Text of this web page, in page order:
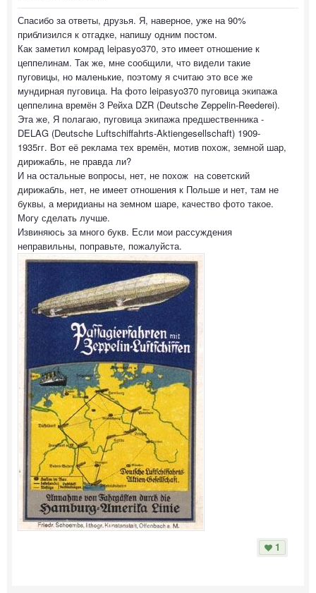
Спасибо за ответы, друзья. Я, наверное, уже на 90%
приблизился к отгадке, напишу одним постом.
Как заметил комрад leipasyo370, это имеет отношение к
цеппелинам. Так же, мне сообщили, что видели такие
пуговицы, но маленькие, поэтому я считаю это все же
мундирная пуговица. На фото leipasyo370 пуговица экипажа
цеппелина времён 3 Рейха DZR (Deutsche Zeppelin-Reederei).
Эта же, Я полагаю, пуговица экипажа предшественника -
DELAG (Deutsche Luftschiffahrts-Aktiengesellschaft) 1909-
1935гг. Вот её реклама тех времён, мотив похож, земной шар,
дирижабль, не правда ли?
И на остальные вопросы, нет, не похож на советский
дирижабль, нет, не имеет отношения к Польше и нет, там не
буквы, а меридианы на земном шаре, качество фото такое.
Могу сделать лучше.
Извиняюсь за много букв. Если мои рассуждения
неправильны, поправьте, пожалуйста.
1